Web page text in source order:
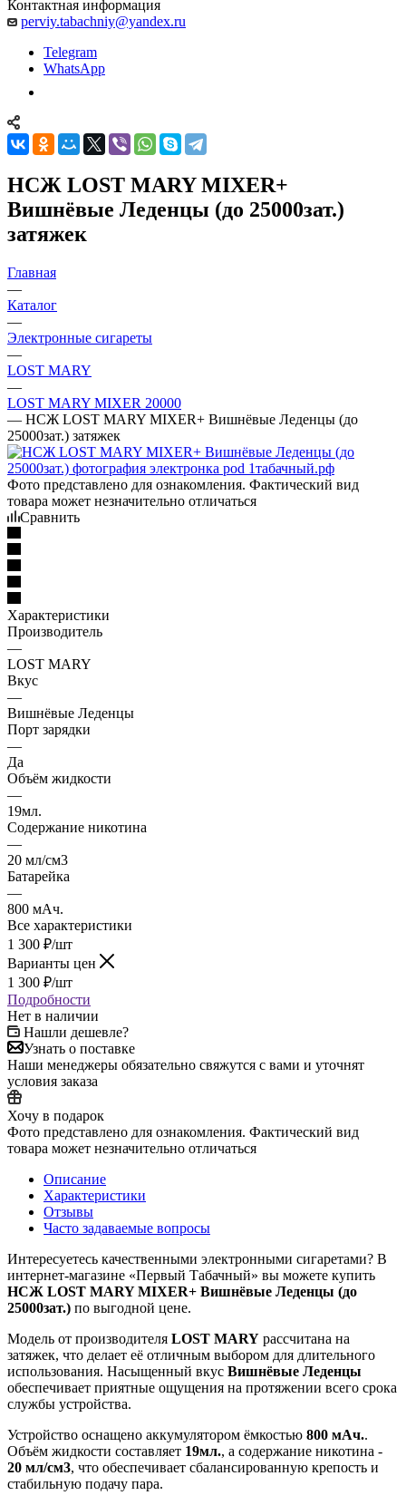
Контактная информация
perviy.tabachniy@yandex.ru
Telegram
WhatsApp
НСЖ LOST MARY MIXER+
Вишнёвые Леденцы (до 25000зат.)
затяжек
Главная
—
Каталог
—
Электронные сигареты
—
LOST MARY
—
LOST MARY MIXER 20000
— НСЖ LOST MARY MIXER+ Вишнёвые Леденцы (до
25000зат.) затяжек
Фото представлено для ознакомления. Фактический вид
товара может незначительно отличаться
Сравнить
Характеристики
Производитель
—
LOST MARY
Вкус
—
Вишнёвые Леденцы
Порт зарядки
—
Да
Объём жидкости
—
19мл.
Содержание никотина
—
20 мл/см3
Батарейка
—
800 мАч.
Все характеристики
1 300 ₽/шт
Варианты цен
1 300 ₽/шт
Подробности
Нет в наличии
Нашли дешевле?
Узнать о поставке
Наши менеджеры обязательно свяжутся с вами и уточнят
условия заказа
Хочу в подарок
Фото представлено для ознакомления. Фактический вид
товара может незначительно отличаться
Описание
Характеристики
Отзывы
Часто задаваемые вопросы
Интересуетесь качественными электронными сигаретами? В
интернет‑магазине «Первый Табачный» вы можете купить
НСЖ LOST MARY MIXER+ Вишнёвые Леденцы (до
25000зат.) по выгодной цене.
Модель от производителя LOST MARY рассчитана на
затяжек, что делает её отличным выбором для длительного
использования. Насыщенный вкус Вишнёвые Леденцы
обеспечивает приятные ощущения на протяжении всего срока
службы устройства.
Устройство оснащено аккумулятором ёмкостью 800 мАч..
Объём жидкости составляет 19мл., а содержание никотина -
20 мл/см3, что обеспечивает сбалансированную крепость и
стабильную подачу пара.